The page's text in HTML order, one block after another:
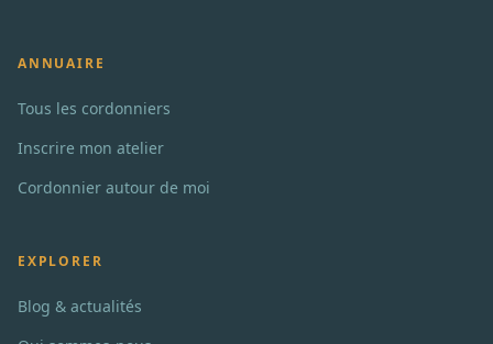
ANNUAIRE
Tous les cordonniers
Inscrire mon atelier
Cordonnier autour de moi
EXPLORER
Blog & actualités